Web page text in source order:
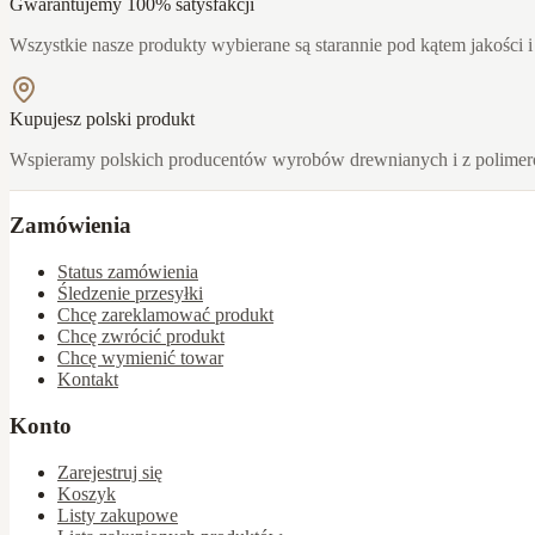
Wszystkie nasze produkty wybierane są starannie pod kątem jakości
Kupujesz polski produkt
Wspieramy polskich producentów wyrobów drewnianych i z
Zamówienia
Status zamówienia
Śledzenie przesyłki
Chcę zareklamować produkt
Chcę zwrócić produkt
Chcę wymienić towar
Kontakt
Konto
Zarejestruj się
Koszyk
Listy zakupowe